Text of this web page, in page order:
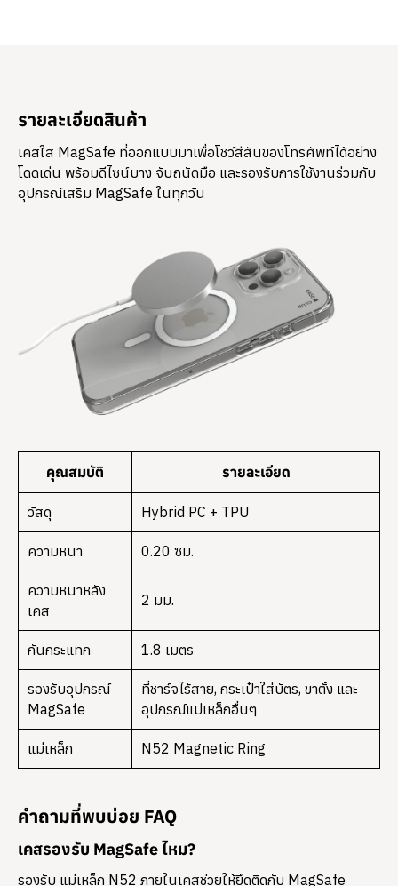
รายละเอียดสินค้า
เคสใส MagSafe ที่ออกแบบมาเพื่อโชว์สีสันของโทรศัพท์ได้อย่าง
โดดเด่น พร้อมดีไซน์บาง จับถนัดมือ และรองรับการใช้งานร่วมกับ
อุปกรณ์เสริม MagSafe ในทุกวัน
คุณสมบัติ รายละเอียด
วัสดุ Hybrid PC + TPU
ความหนา 0.20 ซม.
ความหนาหลัง
เคส
2 มม.
กันกระแทก 1.8 เมตร
รองรับอุปกรณ์
MagSafe
ที่ชาร์จไร้สาย, กระเป๋าใส่บัตร, ขาตั้ง และ
อุปกรณ์แม่เหล็กอื่นๆ
แม่เหล็ก N52 Magnetic Ring
คำถามที่พบบ่อย FAQ
เคสรองรับ MagSafe ไหม?
รองรับ แม่เหล็ก N52 ภายในเคสช่วยให้ยึดติดกับ MagSafe